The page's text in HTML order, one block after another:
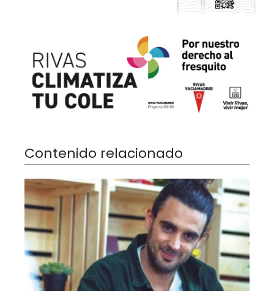
Contenido relacionado